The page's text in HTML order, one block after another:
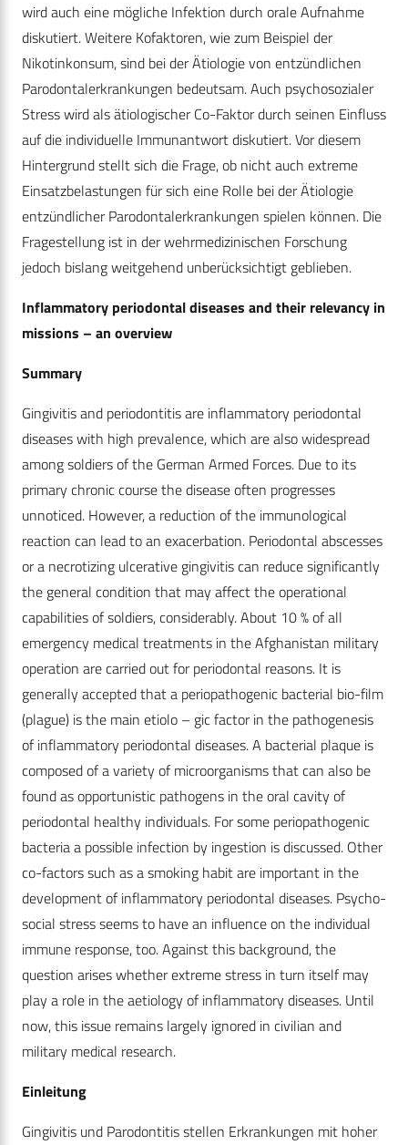
wird auch eine mögliche Infektion durch orale Aufnahme
diskutiert. Weitere Kofaktoren, wie zum Beispiel der
Nikotinkonsum, sind bei der Ätiologie von entzündlichen
Parodontalerkrankungen bedeutsam. Auch psychosozialer
Stress wird als ätiologischer Co-Faktor durch seinen Einfluss
auf die individuelle Immunantwort diskutiert. Vor diesem
Hintergrund stellt sich die Frage, ob nicht auch extreme
Einsatzbelastungen für sich eine Rolle bei der Ätiologie
entzündlicher Parodontalerkrankungen spielen können. Die
Fragestellung ist in der wehrmedizinischen Forschung
jedoch bislang weitgehend unberücksichtigt geblieben.
Inflammatory periodontal diseases and their relevancy in
missions – an overview
Summary
Gingivitis and periodontitis are inflammatory periodontal
diseases with high prevalence, which are also widespread
among soldiers of the German Armed Forces. Due to its
primary chronic course the disease often progresses
unnoticed. However, a reduction of the immunological
reaction can lead to an exacerbation. Periodontal abscesses
or a necrotizing ulcerative gingivitis can reduce significantly
the general condition that may affect the operational
capabilities of soldiers, considerably. About 10 % of all
emergency medical treatments in the Afghanistan military
operation are carried out for periodontal reasons. It is
generally accepted that a periopathogenic bacterial bio-film
(plague) is the main etiolo – gic factor in the pathogenesis
of inflammatory periodontal diseases. A bacterial plaque is
composed of a variety of microorganisms that can also be
found as opportunistic pathogens in the oral cavity of
periodontal healthy individuals. For some periopathogenic
bacteria a possible infection by ingestion is discussed. Other
co-factors such as a smoking habit are important in the
development of inflammatory periodontal diseases. Psycho-
social stress seems to have an influence on the individual
immune response, too. Against this background, the
question arises whether extreme stress in turn itself may
play a role in the aetiology of inflammatory diseases. Until
now, this issue remains largely ignored in civilian and
military medical research.
Einleitung
Gingivitis und Parodontitis stellen Erkrankungen mit hoher